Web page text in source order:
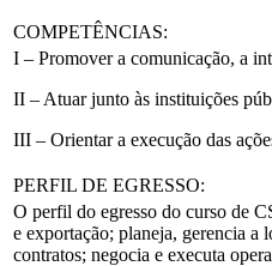
COMPETÊNCIAS:
I – Promover a comunicação, a
II – Atuar junto às instituições
III – Orientar a execução das
PERFIL DE EGRESSO:
O perfil do egresso do curso de
e exportação; planeja, gerencia a
contratos; negocia e executa